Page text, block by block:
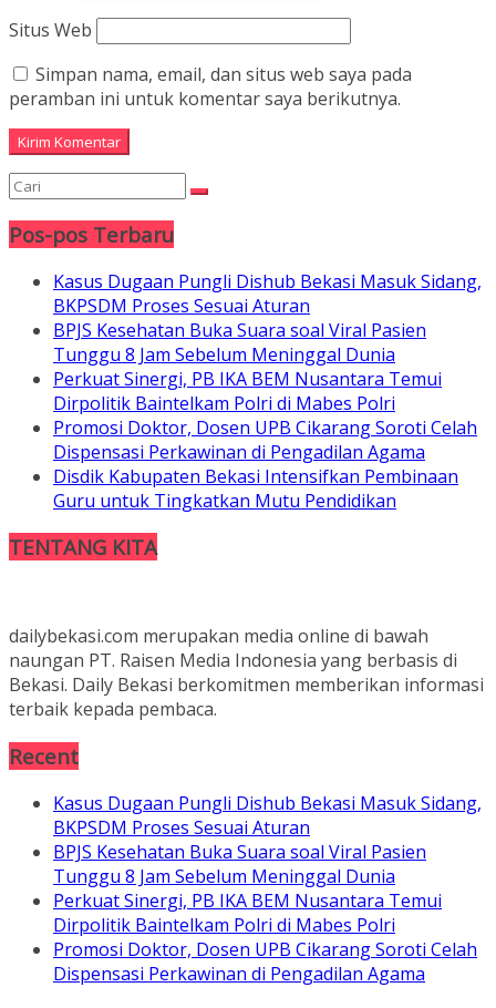
Situs Web
Simpan nama, email, dan situs web saya pada
peramban ini untuk komentar saya berikutnya.
Pos-pos Terbaru
Kasus Dugaan Pungli Dishub Bekasi Masuk Sidang,
BKPSDM Proses Sesuai Aturan
BPJS Kesehatan Buka Suara soal Viral Pasien
Tunggu 8 Jam Sebelum Meninggal Dunia
Perkuat Sinergi, PB IKA BEM Nusantara Temui
Dirpolitik Baintelkam Polri di Mabes Polri
Promosi Doktor, Dosen UPB Cikarang Soroti Celah
Dispensasi Perkawinan di Pengadilan Agama
Disdik Kabupaten Bekasi Intensifkan Pembinaan
Guru untuk Tingkatkan Mutu Pendidikan
TENTANG KITA
dailybekasi.com merupakan media online di bawah
naungan PT. Raisen Media Indonesia yang berbasis di
Bekasi. Daily Bekasi berkomitmen memberikan informasi
terbaik kepada pembaca.
Recent
Kasus Dugaan Pungli Dishub Bekasi Masuk Sidang,
BKPSDM Proses Sesuai Aturan
BPJS Kesehatan Buka Suara soal Viral Pasien
Tunggu 8 Jam Sebelum Meninggal Dunia
Perkuat Sinergi, PB IKA BEM Nusantara Temui
Dirpolitik Baintelkam Polri di Mabes Polri
Promosi Doktor, Dosen UPB Cikarang Soroti Celah
Dispensasi Perkawinan di Pengadilan Agama